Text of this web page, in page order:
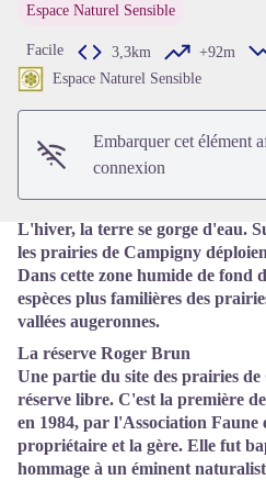
Espace Naturel Sensible
Facile 3,3km +92m
Espace Naturel Sensible
Embarquer cet élément
connexion
L'hiver, la terre se gorge d'eau.
les prairies de Campigny
Dans cette zone humide de fond
espèces plus familières des
vallées augeronnes.
La réserve Roger Brun
Une partie du site des prairies de
réserve libre. C'est la première
en 1984, par l'Association
propriétaire et la gère. Elle fut
hommage à un éminent